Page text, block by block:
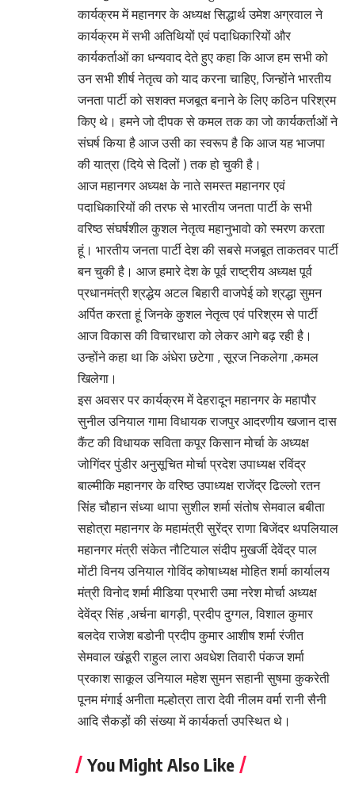
कार्यक्रम में महानगर के अध्यक्ष सिद्धार्थ उमेश अग्रवाल ने
कार्यक्रम में सभी अतिथियों एवं पदाधिकारियों और
कार्यकर्ताओं का धन्यवाद देते हुए कहा कि आज हम सभी को
उन सभी शीर्ष नेतृत्व को याद करना चाहिए, जिन्होंने भारतीय
जनता पार्टी को सशक्त मजबूत बनाने के लिए कठिन परिश्रम
किए थे। हमने जो दीपक से कमल तक का जो कार्यकर्ताओं ने
संघर्ष किया है आज उसी का स्वरूप है कि आज यह भाजपा
की यात्रा (दिये से दिलों ) तक हो चुकी है।
आज महानगर अध्यक्ष के नाते समस्त महानगर एवं
पदाधिकारियों की तरफ से भारतीय जनता पार्टी के सभी
वरिष्ठ संघर्षशील कुशल नेतृत्व महानुभावो को स्मरण करता
हूं। भारतीय जनता पार्टी देश की सबसे मजबूत ताकतवर पार्टी
बन चुकी है। आज हमारे देश के पूर्व राष्ट्रीय अध्यक्ष पूर्व
प्रधानमंत्री श्रद्धेय अटल बिहारी वाजपेई को श्रद्धा सुमन
अर्पित करता हूं जिनके कुशल नेतृत्व एवं परिश्रम से पार्टी
आज विकास की विचारधारा को लेकर आगे बढ़ रही है।
उन्होंने कहा था कि अंधेरा छटेगा , सूरज निकलेगा ,कमल
खिलेगा।
इस अवसर पर कार्यक्रम में देहरादून महानगर के महापौर
सुनील उनियाल गामा विधायक राजपुर आदरणीय खजान दास
कैंट की विधायक सविता कपूर किसान मोर्चा के अध्यक्ष
जोगिंदर पुंडीर अनुसूचित मोर्चा प्रदेश उपाध्यक्ष रविंद्र
बाल्मीकि महानगर के वरिष्ठ उपाध्यक्ष राजेंद्र ढिल्लो रतन
सिंह चौहान संध्या थापा सुशील शर्मा संतोष सेमवाल बबीता
सहोत्रा महानगर के महामंत्री सुरेंद्र राणा बिजेंदर थपलियाल
महानगर मंत्री संकेत नौटियाल संदीप मुखर्जी देवेंद्र पाल
मोंटी विनय उनियाल गोविंद कोषाध्यक्ष मोहित शर्मा कार्यालय
मंत्री विनोद शर्मा मीडिया प्रभारी उमा नरेश मोर्चा अध्यक्ष
देवेंद्र सिंह ,अर्चना बागड़ी, प्रदीप दुग्गल, विशाल कुमार
बलदेव राजेश बडोनी प्रदीप कुमार आशीष शर्मा रंजीत
सेमवाल खंडूरी राहुल लारा अवधेश तिवारी पंकज शर्मा
प्रकाश साकूल उनियाल महेश सुमन सहानी सुषमा कुकरेती
पूनम मंगाई अनीता मल्होत्रा तारा देवी नीलम वर्मा रानी सैनी
आदि सैकड़ों की संख्या में कार्यकर्ता उपस्थित थे।
You Might Also Like